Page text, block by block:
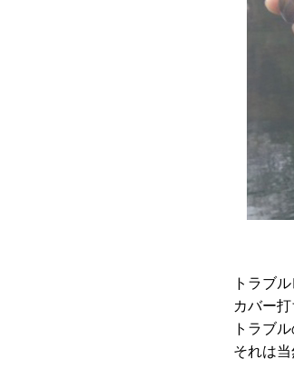
トラブ
カバー
トラブ
それは